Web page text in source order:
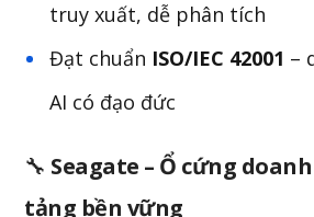
truy xuất, dễ phân tích
Đạt chuẩn ISO/IEC 42001 –
AI có đạo đức
🔧 Seagate – Ổ cứng
tảng bền vững